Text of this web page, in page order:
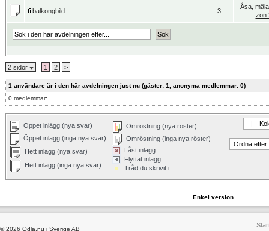
balkongbild 3
Åsa,
zon
2 sidor 1 2 >
1 användare är i den här avdelningen just nu (gäster: 1, anonyma medlemmar: 0)
0 medlemmar:
Öppet inlägg (nya svar)
Öppet inlägg (inga nya svar)
Hett inlägg (nya svar)
Hett inlägg (inga nya svar)
Omröstning (nya röster)
Omröstning (inga nya röster)
Låst inlägg
Flyttat inlägg
Tråd du skrivit i
Enkel version
© 2026 Odla.nu i Sverige AB